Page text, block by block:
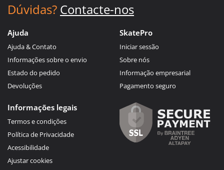
Dúvidas? Contacte-nos
Ajuda
Ajuda & Contato
Informações sobre o envio
Estado do pedido
Devoluções
SkatePro
Iniciar sessão
Sobre nós
Informação empresarial
Pagamento seguro
Informações legais
Termos e condições
Política de Privacidade
Acessibilidade
Ajustar cookies